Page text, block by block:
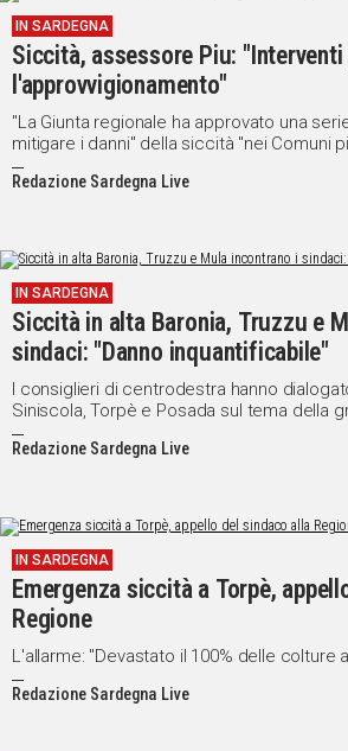
IN SARDEGNA
Siccità, assessore Piu:
l'approvvigionamento"
"La Giunta regionale ha approvato una
mitigare i danni" della siccità "nei Comuni
Redazione Sardegna Live
IN SARDEGNA
Siccità in alta Baronia, Truzzu e
sindaci: "Danno inquantificabile"
I consiglieri di centrodestra hanno
Siniscola, Torpè e Posada sul tema della
idrica: "Si arriverà a dover razionare
anche nelle abitazioni civili"
Redazione Sardegna Live
IN SARDEGNA
Emergenza siccità a Torpè,
Regione
L'allarme: "Devastato il 100% delle colture
Redazione Sardegna Live